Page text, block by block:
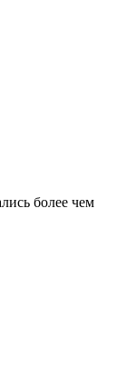
более чем